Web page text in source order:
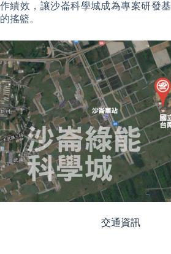
作績效，讓沙崙科學城成為專案研發
的搖籃。
交通資訊